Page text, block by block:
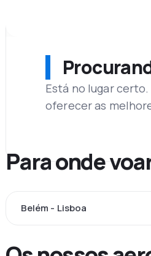
Está no lugar
oferecer as
Para onde
Belém - Lisboa